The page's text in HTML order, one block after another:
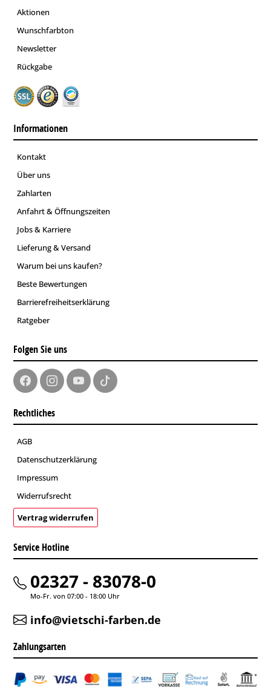
Aktionen
Wunschfarbton
Newsletter
Rückgabe
Informationen
Kontakt
Über uns
Zahlarten
Anfahrt & Öffnungszeiten
Jobs & Karriere
Lieferung & Versand
Warum bei uns kaufen?
Beste Bewertungen
Barrierefreiheitserklärung
Ratgeber
Folgen Sie uns
Rechtliches
AGB
Datenschutzerklärung
Impressum
Widerrufsrecht
Vertrag widerrufen
Service Hotline
02327 - 83078-0
Mo-Fr. von 07:00 - 18:00 Uhr
info@vietschi-farben.de
Zahlungsarten